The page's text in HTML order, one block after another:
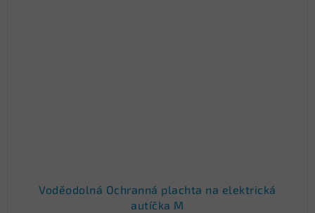
Voděodolná Ochranná plachta na elektrická
autíčka M